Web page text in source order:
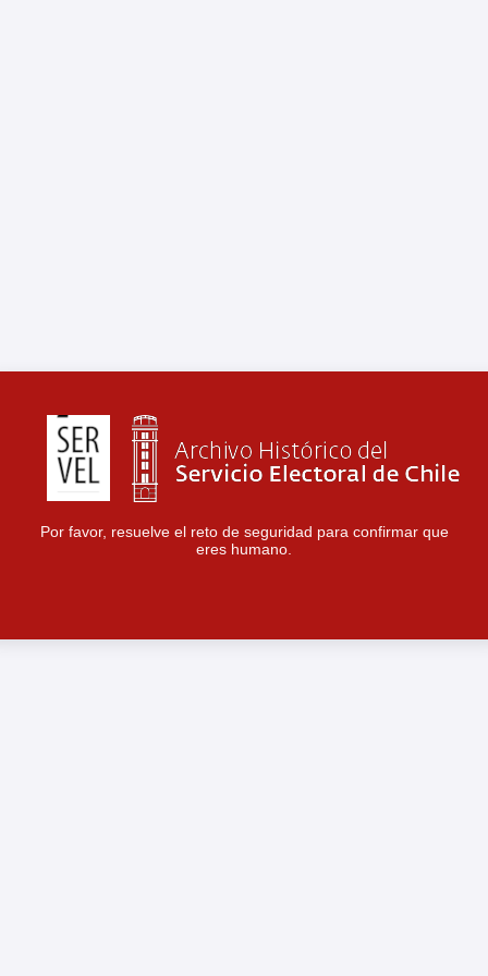
Por favor, resuelve el reto de seguridad para confirmar que
eres humano.